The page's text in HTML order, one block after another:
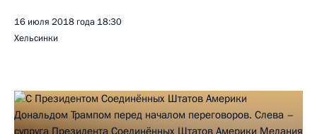
16 июля 2018 года 18:30
Хельсинки